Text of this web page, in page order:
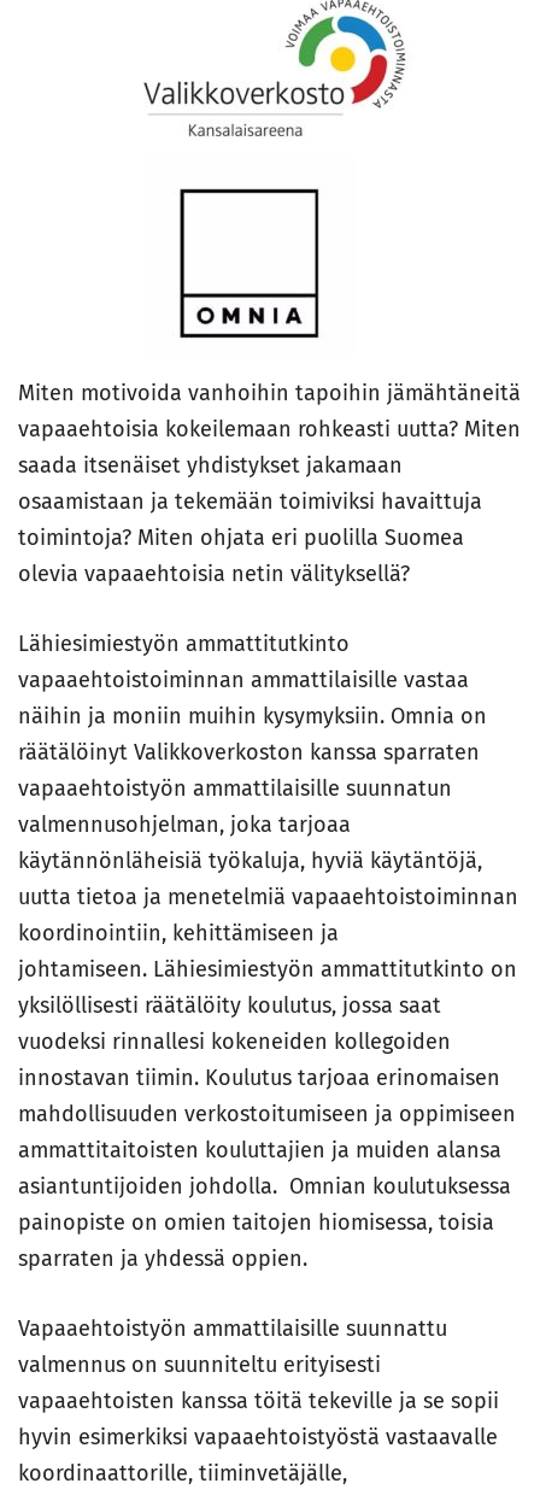
Miten motivoida vanhoihin tapoihin jämähtäneitä
vapaaehtoisia kokeilemaan rohkeasti uutta? Miten
saada itsenäiset yhdistykset jakamaan
osaamistaan ja tekemään toimiviksi havaittuja
toimintoja? Miten ohjata eri puolilla Suomea
olevia vapaaehtoisia netin välityksellä?
Lähiesimiestyön ammattitutkinto
vapaaehtoistoiminnan ammattilaisille vastaa
näihin ja moniin muihin kysymyksiin. Omnia on
räätälöinyt Valikkoverkoston kanssa sparraten
vapaaehtoistyön ammattilaisille suunnatun
valmennusohjelman, joka tarjoaa
käytännönläheisiä työkaluja, hyviä käytäntöjä,
uutta tietoa ja menetelmiä vapaaehtoistoiminnan
koordinointiin, kehittämiseen ja
johtamiseen. Lähiesimiestyön ammattitutkinto on
yksilöllisesti räätälöity koulutus, jossa saat
vuodeksi rinnallesi kokeneiden kollegoiden
innostavan tiimin. Koulutus tarjoaa erinomaisen
mahdollisuuden verkostoitumiseen ja oppimiseen
ammattitaitoisten kouluttajien ja muiden alansa
asiantuntijoiden johdolla. Omnian koulutuksessa
painopiste on omien taitojen hiomisessa, toisia
sparraten ja yhdessä oppien.
Vapaaehtoistyön ammattilaisille suunnattu
valmennus on suunniteltu erityisesti
vapaaehtoisten kanssa töitä tekeville ja se sopii
hyvin esimerkiksi vapaaehtoistyöstä vastaavalle
koordinaattorille, tiiminvetäjälle,